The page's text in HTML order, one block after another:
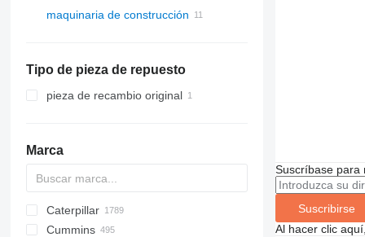
maquinaria de construcción
Tipo de pieza de repuesto
pieza de recambio original
Marca
Titan
AS
AZ
AX
ASC
GA
225LC
1304
600 - series
BC
BM
BB
DTV
320
331
Steiger
570
580
Caterpillar
12H
Cummins
Suscríbase para
Suscribirse
Al hacer clic